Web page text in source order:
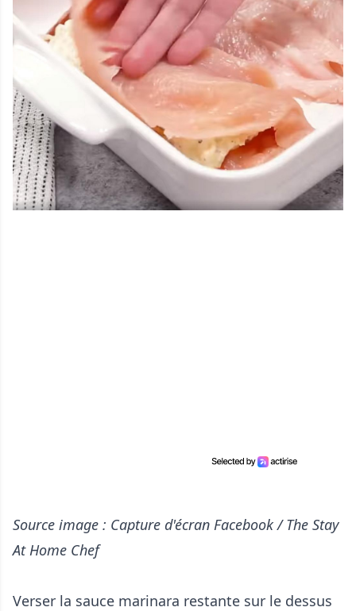
Source image : Capture d'écran Facebook / The Stay
At Home Chef
Verser la sauce marinara restante sur le dessus